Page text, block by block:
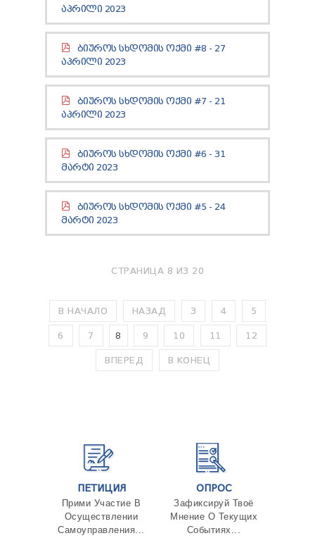
ОТЧЁТ ДЛЯ ПРЕДОСТАВЛЕНИЯ ПРЕЗИДЕНТУ И
ПАРЛАМЕНТУ
ТРЕБОВАНИЯ ПУБЛИЧНОЙ ИНФОРМАЦИИ
УПОЛНОМОЧЕННЫЙ ПО ЗАЩИТЕ
ПЕРСОНАЛЬНЫХ ДАННЫХ
ПРАВОВЕДЧЕСКИЕ РЕШЕНИЯ
ПРАВИЛА ОБЖАЛОВАНИЯ
ᲐᲞᲠᲘᲚᲘ 2023
ᲑᲘᲣᲠᲝᲡ ᲡᲮᲓᲝᲛᲘᲡ ᲝᲥᲛᲘ #8 - 27
ᲐᲞᲠᲘᲚᲘ 2023
ᲑᲘᲣᲠᲝᲡ ᲡᲮᲓᲝᲛᲘᲡ ᲝᲥᲛᲘ #7 - 21
ᲐᲞᲠᲘᲚᲘ 2023
ᲑᲘᲣᲠᲝᲡ ᲡᲮᲓᲝᲛᲘᲡ ᲝᲥᲛᲘ #6 - 31
ᲛᲐᲠᲢᲘ 2023
ᲑᲘᲣᲠᲝᲡ ᲡᲮᲓᲝᲛᲘᲡ ᲝᲥᲛᲘ #5 - 24
ᲛᲐᲠᲢᲘ 2023
СТРАНИЦА 8 ИЗ 20
В НАЧАЛО НАЗАД 3 4 5
6 7 8 9 10 11 12
ВПЕРЕД В КОНЕЦ
ПЕТИЦИЯ
Прими Участие В
Осуществлении
Самоуправления...
ОПРОС
Зафиксируй Твоё
Мнение О Текущих
Событиях...